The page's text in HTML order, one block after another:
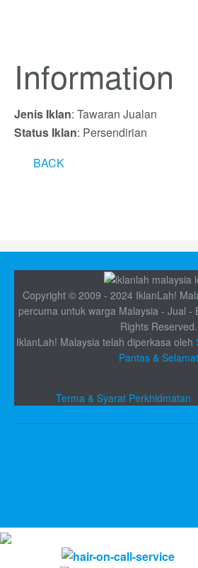
Information
Jenis Iklan: Tawaran Jualan
Status Iklan: Persendirian
BACK
Copyright © 2009 - 2024 IklanLah!
percuma untuk warga Malaysia - Jual -
Rights Reserved.
IklanLah! Malaysia telah diperkasa oleh
Pantas & Selamat
Terma & Syarat Perkhidmatan